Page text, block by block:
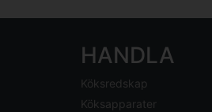
HANDLA
Köksredskap
Köksapparater